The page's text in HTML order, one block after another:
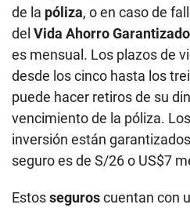
de la póliza, o en caso de
del Vida Ahorro Garantizado
es mensual. Los plazos de
desde los cinco hasta los
puede hacer retiros de su
vencimiento de la póliza.
inversión están
seguro es de S/26 o US$7
Estosseguroscuentan con